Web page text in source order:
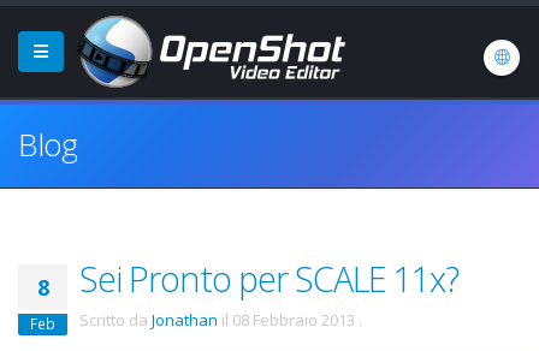
Blog
8
Feb
Sei Pronto per SCALE 11x?
Scritto da Jonathan il 08 Febbraio 2013 .